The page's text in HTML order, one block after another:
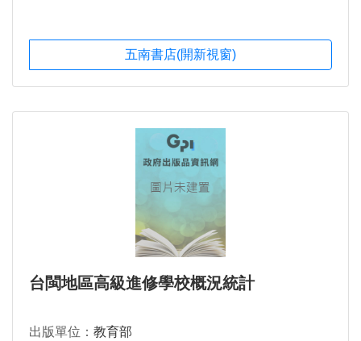
五南書店(開新視窗)
台閩地區高級進修學校概況統計
出版單位： 教育部